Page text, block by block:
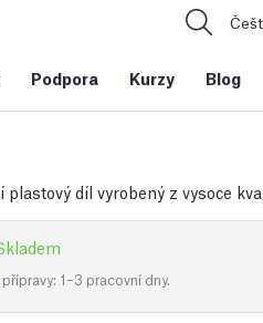
Podpora Kurzy Blog
plastový díl vyrobený z vysoce
1–3 pracovní dny.